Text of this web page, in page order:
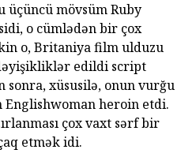
mövsüm Ruby
o cümlədən bir çox
o, Britaniya film ulduzu
edildi script
xüsusilə, onun vurğu
Englishwoman heroin etdi.
çox vaxt sərf bir
etmək idi.